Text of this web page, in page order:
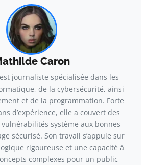
Caron
journaliste spécialisée dans les
de la cybersécurité, ainsi
et de la programmation. Forte
d’expérience, elle a couvert des
système aux bonnes
sécurisé. Son travail s’appuie sur
rigoureuse et une capacité à
complexes pour un public